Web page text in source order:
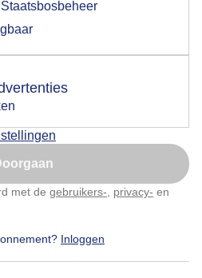
met de gebruikers- privacy- en
Inloggen
ook meer de ruimte
het bleef ook droog
13:55 uur
de popup
later
dit aan te passen